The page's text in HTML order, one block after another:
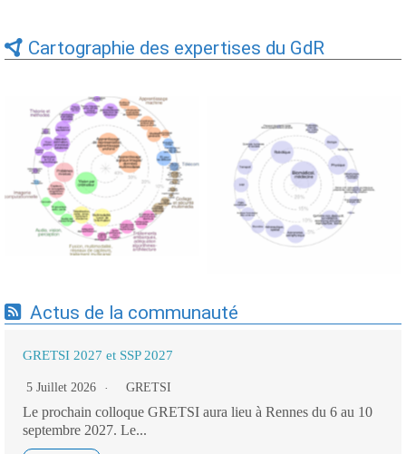
Cartographie des expertises du GdR
Expertises du GdR -
cartographie par Axes -
19/09/2025
Expertises du GdR -
cartographie par mots-clés
applicatifs - 19/09/2025
Actus de la communauté
GRETSI 2027 et SSP 2027
5 Juillet 2026 GRETSI
Le prochain colloque GRETSI aura lieu à Rennes du 6 au 10
septembre 2027. Le...